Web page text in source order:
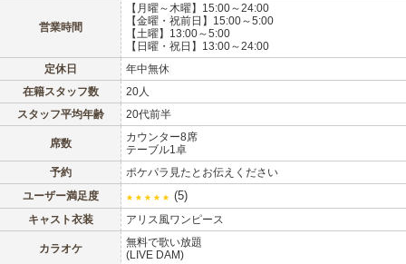
営業時間
【月曜～木曜】15:00～24:00
【金曜・祝前日】15:00～5:00
【土曜】13:00～5:00
【日曜・祝日】13:00～24:00
定休日
年中無休
在籍スタッフ数
20人
スタッフ平均年齢
20代前半
席数
カウンター8席
テーブル1卓
予約
ポケパラ見たとお伝えください
ユーザー満足度
★ ★ ★ ★ ★ (5)
キャスト衣装 アリス風ワンピース
カラオケ
無料で歌い放題
(LIVE DAM)
このお店をシェアする
LINE
お店のURLをコピー
女の子ログイン
店舗ログイン
新規会員登録
北海道
甲信越
関東
東海 関西
中四国